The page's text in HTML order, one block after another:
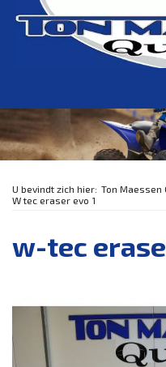
Ton Maessen
W tec eraser evo 1
w-tec